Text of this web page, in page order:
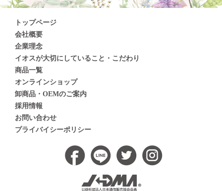
トップページ
会社概要
企業理念
イオスが大切にしていること・こだわり
商品一覧
オンラインショップ
卸商品・OEMのご案内
採用情報
お問い合わせ
プライバイシーポリシー